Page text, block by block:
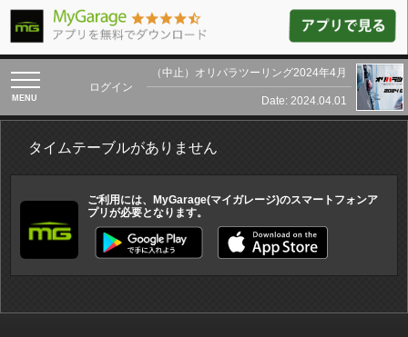
toggle
navigation
ログイン
（中止）オリパラツーリング2024年4月
Date: 2024.04.01
タイムテーブルがありません
ご利用には、MyGarage(マイガレージ)のスマートフォンア
プリが必要となります。